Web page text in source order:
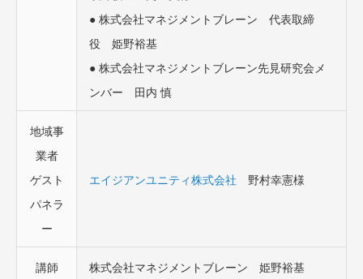
● 株式会社マネジメントブレーン 代表取締
役 姫野裕基
● 株式会社マネジメントブレーン先見研究会メ
ンバー 田内 慎
地域事
業者
ゲスト
パネラ
ー
エイジアンユニティ株式会社 野村幸憲様
講師 株式会社マネジメントブレーン 姫野裕基